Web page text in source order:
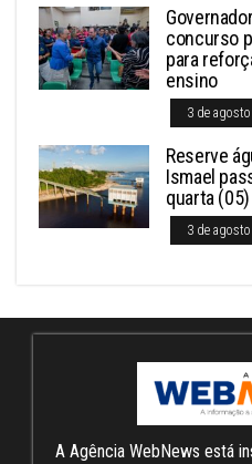
concurso
para
ensino
3 de
Reserve
Ismael
quarta (05)
3 de
A Agência WebNews está